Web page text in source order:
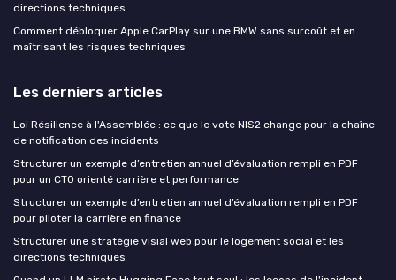
directions techniques
Comment débloquer Apple CarPlay sur une BMW sans surcoût et en
maîtrisant les risques techniques
Les derniers articles
Loi Résilience à l'Assemblée : ce que le vote NIS2 change pour la chaîne
de notification des incidents
Structurer un exemple d’entretien annuel d’évaluation rempli en PDF
pour un CTO orienté carrière et performance
Structurer un exemple d’entretien annuel d’évaluation rempli en PDF
pour piloter la carrière en finance
Structurer une stratégie visial web pour le logement social et les
directions techniques